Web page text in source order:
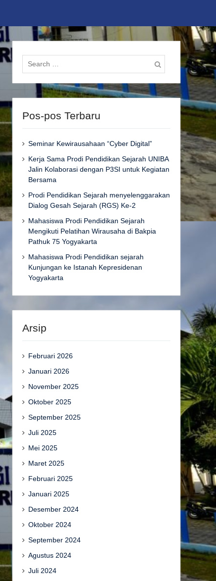
Search
for:
Pos-pos Terbaru
Seminar Kewirausahaan “Cyber Digital”
Kerja Sama Prodi Pendidikan Sejarah UNIBA
Jalin Kolaborasi dengan P3SI untuk Kegiatan
Bersama
Prodi Pendidikan Sejarah menyelenggarakan
Dialog Gesah Sejarah (RGS) Ke-2
Mahasiswa Prodi Pendidikan Sejarah
Mengikuti Pelatihan Wirausaha di Bakpia
Pathuk 75 Yogyakarta
Mahasiswa Prodi Pendidikan sejarah
Kunjungan ke Istanah Kepresidenan
Yogyakarta
Arsip
Februari 2026
Januari 2026
November 2025
Oktober 2025
September 2025
Juli 2025
Mei 2025
Maret 2025
Februari 2025
Januari 2025
Desember 2024
Oktober 2024
September 2024
Agustus 2024
Juli 2024